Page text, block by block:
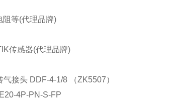
等(代理品牌)
传感器(代理品牌)
气接头 DDF-4-1/8 （ZK5507）
E20-4P-PN-S-FP